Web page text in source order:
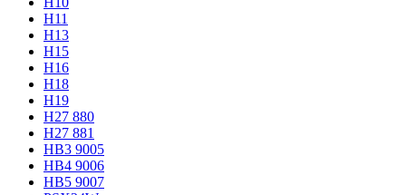
H11
H13
H15
H16
H18
H19
H27 880
H27 881
HB3 9005
HB4 9006
HB5 9007